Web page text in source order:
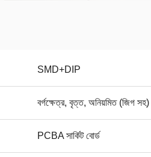
SMD+DIP
বর্গক্ষেত্র, বৃত্ত, অনিয়মিত (জিগ সহ)
PCBA সার্কিট বোর্ড